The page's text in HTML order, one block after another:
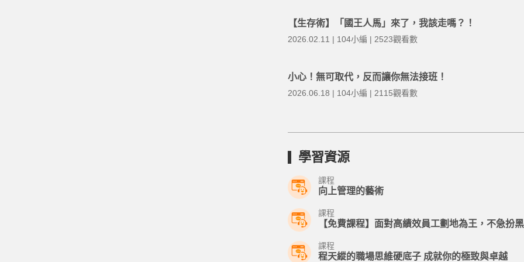
【生存術】「國王人馬」來了，我該走嗎？！
2026.02.11 | 104小編 | 2523觀看數
小心！無可取代，反而讓你無法接班！
2026.06.18 | 104小編 | 2115觀看數
學習資源
課程
向上管理的藝術
課程
【免費課程】面對高績效員工劃地為王，不急扮
課程
程天縱的職場思維硬底子 成就你的極致與卓越